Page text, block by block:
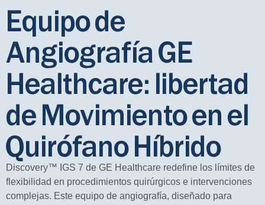
Equipo de
Angiografía GE
Healthcare: libertad
de Movimiento en el
Quirófano Híbrido
Discovery™ IGS 7 de GE Healthcare redefine los límites de
flexibilidad en procedimientos quirúrgicos e intervenciones
complejas. Este equipo de angiografía, diseñado para